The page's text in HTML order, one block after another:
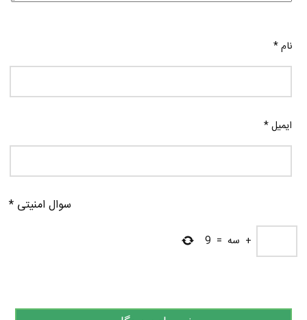
نام*
ایمیل*
سوال امنیتی *
+ سه =
9